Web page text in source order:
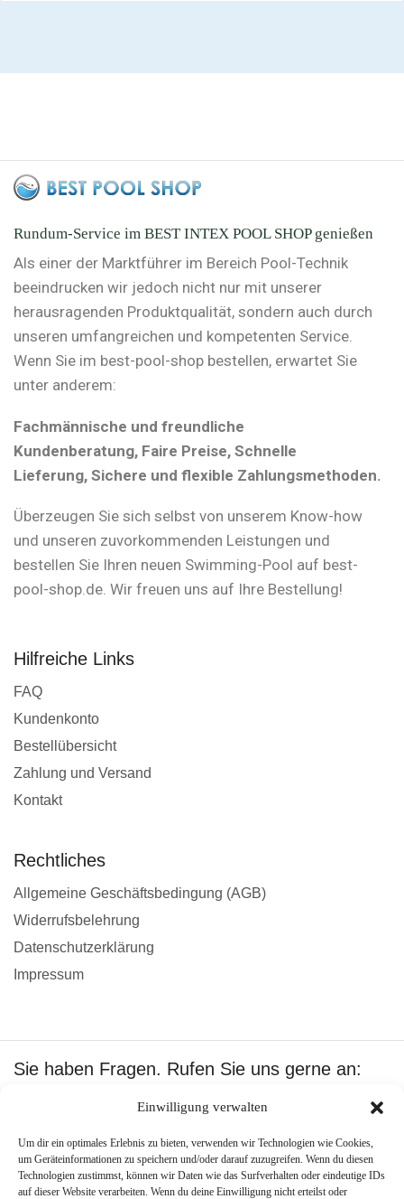
Einwilligung verwalten
Um dir ein optimales Erlebnis zu bieten, verwenden wir Technologien wie Cookies,
um Geräteinformationen zu speichern und/oder darauf zuzugreifen. Wenn du diesen
Technologien zustimmst, können wir Daten wie das Surfverhalten oder eindeutige IDs
auf dieser Website verarbeiten. Wenn du deine Einwilligung nicht erteilst oder
Rundum-Service im BEST INTEX POOL SHOP genießen
Als einer der Marktführer im Bereich Pool-Technik
beeindrucken wir jedoch nicht nur mit unserer
herausragenden Produktqualität, sondern auch durch
unseren umfangreichen und kompetenten Service.
Wenn Sie im best-pool-shop bestellen, erwartet Sie
unter anderem:
Fachmännische und freundliche
Kundenberatung, Faire Preise, Schnelle
Lieferung, Sichere und flexible Zahlungsmethoden.
Überzeugen Sie sich selbst von unserem Know-how
und unseren zuvorkommenden Leistungen und
bestellen Sie Ihren neuen Swimming-Pool auf best-
pool-shop.de. Wir freuen uns auf Ihre Bestellung!
Hilfreiche Links
FAQ
Kundenkonto
Bestellübersicht
Zahlung und Versand
Kontakt
Rechtliches
Allgemeine Geschäftsbedingung (AGB)
Widerrufsbelehrung
Datenschutzerklärung
Impressum
Sie haben Fragen. Rufen Sie uns gerne an:
+49 1601512402
Wir akzeptieren: